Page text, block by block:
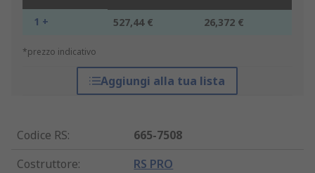
1 + 527,44 € 26,372 €
*prezzo indicativo
Aggiungi alla tua lista
Codice RS:
665-7508
Costruttore: RS PRO